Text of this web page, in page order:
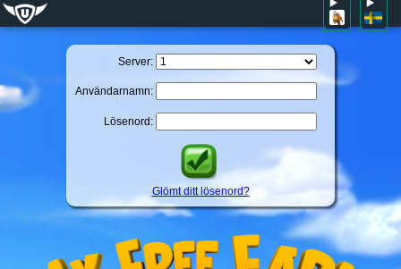
Server:
Användarnamn:
Lösenord:
Glömt ditt lösenord?